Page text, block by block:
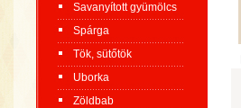
Savanyított gyümölcs
Spárga
Tök, sütőtök
Uborka
Zöldbab